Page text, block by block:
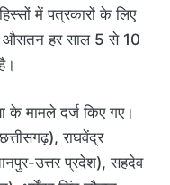
में पत्रकारों के लिए
औसतन हर साल 5 से 10
के मामले दर्ज किए गए।
राघवेंद्र
उत्तर प्रदेश), सहदेव